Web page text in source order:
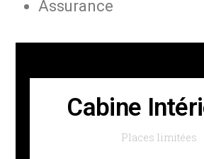
Assurance
Cabine
Places limitées